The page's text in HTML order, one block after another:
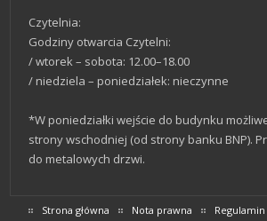
Czytelnia:
Godziny otwarcia Czytelni:
/ wtorek – sobota: 12.00–18.00
/ niedziela – poniedziałek: nieczynne
*W poniedziałki wejście do budynku
strony wschodniej (od strony banku BNP).
do metalowych drzwi.
Strona główna Nota prawna Regulamin